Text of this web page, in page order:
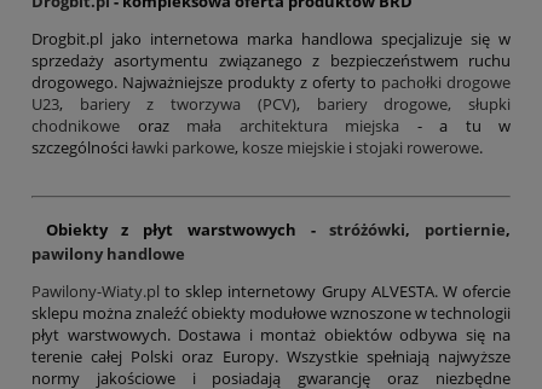
Drogbit.pl jako internetowa marka handlowa specjalizuje się w
sprzedaży asortymentu związanego z bezpieczeństwem ruchu
drogowego. Najważniejsze produkty z oferty to pachołki drogowe
U23, bariery z tworzywa (PCV), bariery drogowe,
słupki
chodnikowe oraz mała architektura miejska - a tu w
szczególności ławki parkowe, kosze miejskie i stojaki rowerowe.
Obiekty z płyt warstwowych -stróżówki, portiernie,
pawilony handlowe
Pawilony-Wiaty.pl to sklep internetowy Grupy ALVESTA. W ofercie
sklepu można znaleźć obiekty modułowe wznoszone w technologii
płyt warstwowych. Dostawa i montaż obiektów odbywa się na
terenie całej Polski oraz Europy. Wszystkie spełniają najwyższe
normy jakościowe i posiadają gwarancję oraz niezbędne